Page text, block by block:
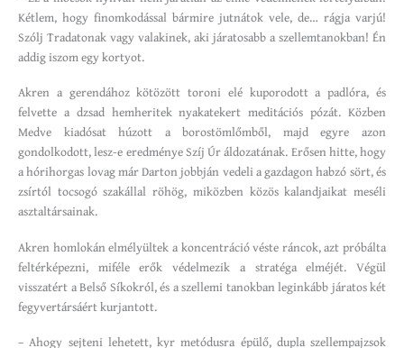
Kétlem, hogy finomkodással bármire jutnátok vele, de… rágja varjú!
Szólj Tradatonak vagy valakinek, aki járatosabb a szellemtanokban! Én
addig iszom egy kortyot.
Akren a gerendához kötözött toroni elé kuporodott a padlóra, és
felvette a dzsad hemheritek nyakatekert meditációs pózát. Közben
Medve kiadósat húzott a borostömlőmből, majd egyre azon
gondolkodott, lesz-e eredménye Szíj Úr áldozatának. Erősen hitte, hogy
a hórihorgas lovag már Darton jobbján vedeli a gazdagon habzó sört, és
zsírtól tocsogó szakállal röhög, miközben közös kalandjaikat meséli
asztaltársainak.
Akren homlokán elmélyültek a koncentráció véste ráncok, azt próbálta
feltérképezni, miféle erők védelmezik a stratéga elméjét. Végül
visszatért a Belső Síkokról, és a szellemi tanokban leginkább járatos két
fegyvertársáért kurjantott.
– Ahogy sejteni lehetett, kyr metódusra épülő, dupla szellempajzsok